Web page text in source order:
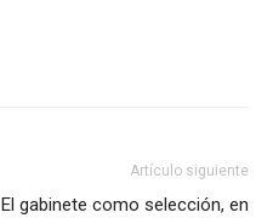
Artículo siguiente
El gabinete como selección, en